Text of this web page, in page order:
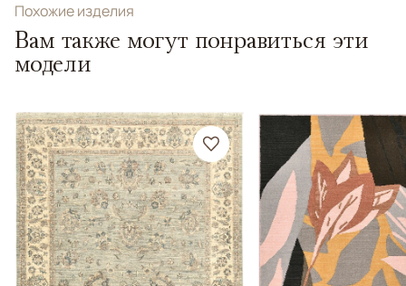
Похожие изделия
Вам также могут понравиться эти
модели